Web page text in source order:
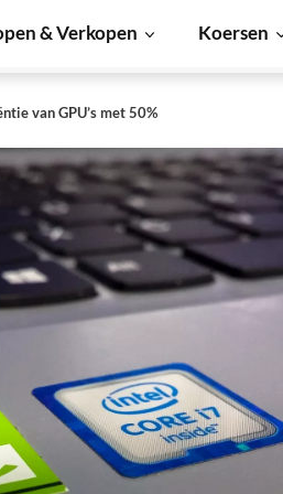
& Verkopen Koersen
van GPU’s met 50%